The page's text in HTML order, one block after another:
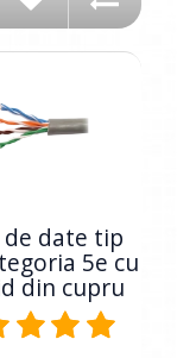
de date tip
5e cu
din cupru